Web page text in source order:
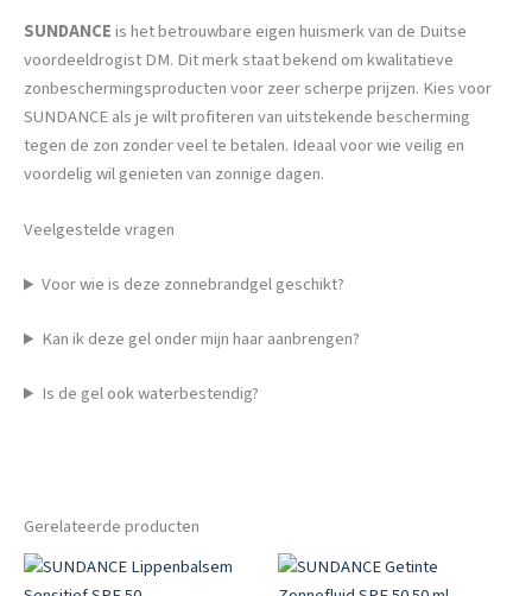
SUNDANCEis het betrouwbare eigen huismerk van de Duitse
voordeeldrogist DM. Dit merk staat bekend om kwalitatieve
zonbeschermingsproducten voor zeer scherpe prijzen. Kies voor
SUNDANCE als je wilt profiteren van uitstekende bescherming
tegen de zon zonder veel te betalen. Ideaal voor wie veilig en
voordelig wil genieten van zonnige dagen.
Veelgestelde vragen
Voor wie is deze zonnebrandgel geschikt?
Kan ik deze gel onder mijn haar aanbrengen?
Is de gel ook waterbestendig?
Gerelateerde producten